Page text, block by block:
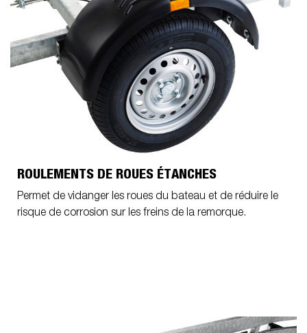
ROULEMENTS DE ROUES ÉTANCHES
Permet de vidanger les roues du bateau et de réduire le
risque de corrosion sur les freins de la remorque.